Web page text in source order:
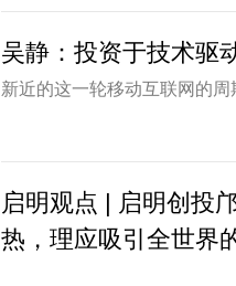
吴静：投资于技术驱
新近的这一轮移动互联网的周
启明观点 | 启明创投
热，理应吸引全世界